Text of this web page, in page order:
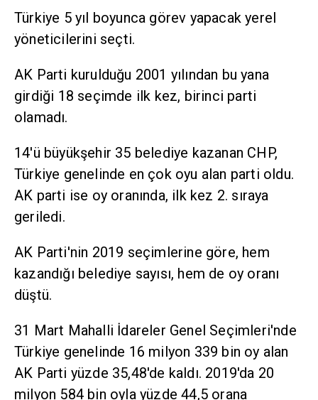
Türkiye 5 yıl boyunca görev yapacak yerel
yöneticilerini seçti.
AK Parti kurulduğu 2001 yılından bu yana
girdiği 18 seçimde ilk kez, birinci parti
olamadı.
14'ü büyükşehir 35 belediye kazanan CHP,
Türkiye genelinde en çok oyu alan parti oldu.
AK parti ise oy oranında, ilk kez 2. sıraya
geriledi.
AK Parti'nin 2019 seçimlerine göre, hem
kazandığı belediye sayısı, hem de oy oranı
düştü.
31 Mart Mahalli İdareler Genel Seçimleri'nde
Türkiye genelinde 16 milyon 339 bin oy alan
AK Parti yüzde 35,48'de kaldı. 2019'da 20
milyon 584 bin oyla yüzde 44,5 orana